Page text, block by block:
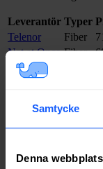
Samtycke
Denna
Leverantör Typer
Telenor
Fiber
Net at Once Fiber
Inleed
Ownit
Fiber
Bredband2
Fiber
Halebop
Fiber